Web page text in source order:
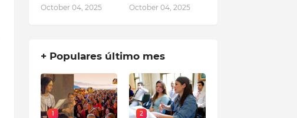
October 04, 2025 October 04, 2025
+ Populares último mes
1 2